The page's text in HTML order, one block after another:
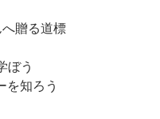
贈る道標
ぼう
を知ろう